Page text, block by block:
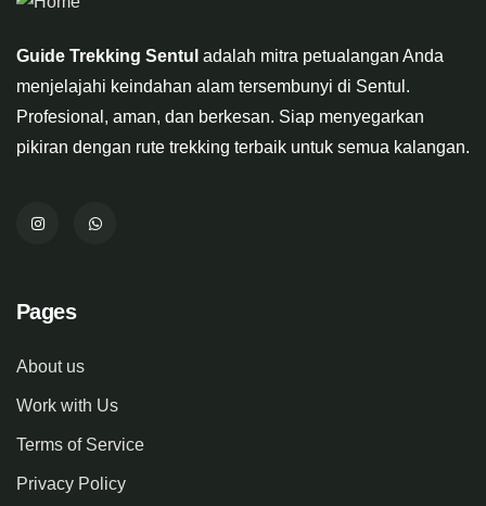
Guide Trekking Sentul adalah mitra petualangan Anda
menjelajahi keindahan alam tersembunyi di Sentul.
Profesional, aman, dan berkesan. Siap menyegarkan
pikiran dengan rute trekking terbaik untuk semua kalangan.
Pages
About us
Work with Us
Terms of Service
Privacy Policy